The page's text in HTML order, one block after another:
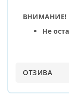
ВНИМАНИЕ!
Не
ОТЗИВА